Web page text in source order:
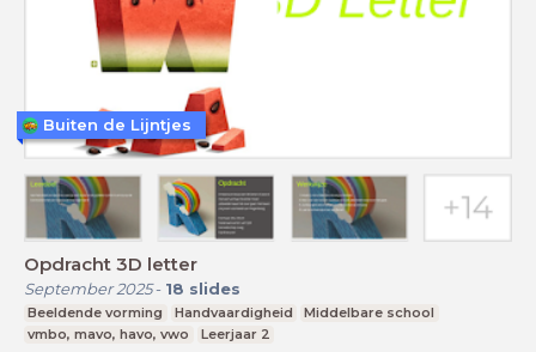
Opdracht 3D letter
September 2025- 18 slides
Beeldende vorming Handvaardigheid
Middelbare school
vmbo, mavo, havo, vwo
Leerjaar 2
Buiten de Lijntjes